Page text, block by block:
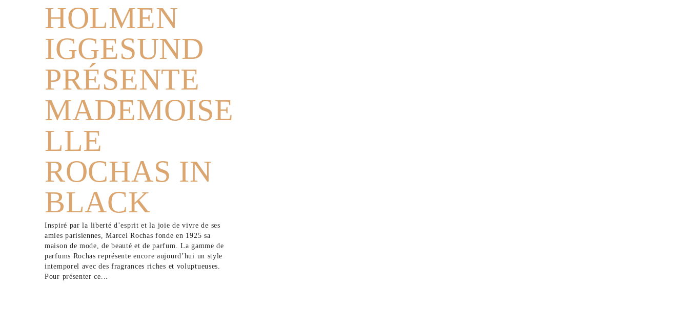
HOLMEN
IGGESUND
PRÉSENTE
MADEMOISE
LLE
ROCHAS IN
BLACK
Inspiré par la liberté d’esprit et la joie de vivre de ses
amies parisiennes, Marcel Rochas fonde en 1925 sa
maison de mode, de beauté et de parfum. La gamme de
parfums Rochas représente encore aujourd’hui un style
intemporel avec des fragrances riches et voluptueuses.
Pour présenter ce...